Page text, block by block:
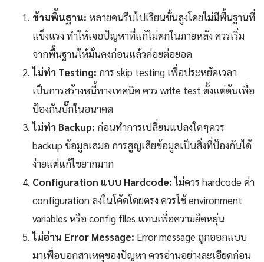
ข้ามพื้นฐาน: หลายคนรีบไปเรียนขั้นสูงโดยไม่มีพื้นฐานที่
แข็งแรง ทำให้เจอปัญหาที่แก้ไม่ตกในภายหลัง ควรเริ่ม
จากพื้นฐานให้มั่นคงก่อนแล้วค่อยต่อยอด
ไม่ทำ Testing: การ skip testing เพื่อประหยัดเวลา
เป็นการสร้างหนี้ทางเทคนิค ควร write test ตั้งแต่ต้นเพื่อ
ป้องกันบั๊กในอนาคต
ไม่ทำ Backup: ก่อนทำการเปลี่ยนแปลงใดๆควร
backup ข้อมูลเสมอ การสูญเสียข้อมูลเป็นสิ่งที่ป้องกันได้
ง่ายแต่แก้ไขยากมาก
Configuration แบบ Hardcode:ไม่ควร hardcode ค่า
configuration ลงในโค้ดโดยตรง ควรใช้ environment
variables หรือ config files แทนเพื่อความยืดหยุ่น
ไม่อ่าน Error Message: Error message ถูกออกแบบ
มาเพื่อบอกสาเหตุของปัญหา ควรอ่านอย่างละเอียดก่อน